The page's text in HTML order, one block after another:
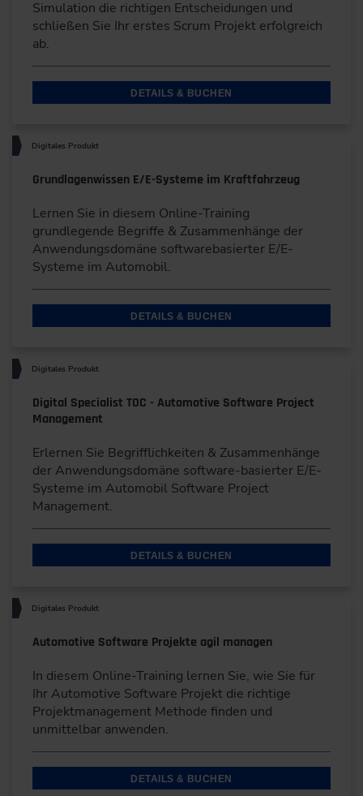
Simulation die richtigen Entscheidungen und
schließen Sie Ihr erstes Scrum Projekt erfolgreich
ab.
DETAILS & BUCHEN
Digitales Produkt
Grundlagenwissen E/E-Systeme im Kraftfahrzeug
Lernen Sie in diesem Online-Training
grundlegende Begriffe & Zusammenhänge der
Anwendungsdomäne softwarebasierter E/E-
Systeme im Automobil.
DETAILS & BUCHEN
Digitales Produkt
Digital Specialist TOC - Automotive Software Project
Management
Erlernen Sie Begrifflichkeiten & Zusammenhänge
der Anwendungsdomäne software-basierter E/E-
Systeme im Automobil Software Project
Management.
DETAILS & BUCHEN
Digitales Produkt
Automotive Software Projekte agil managen
In diesem Online-Training lernen Sie, wie Sie für
Ihr Automotive Software Projekt die richtige
Projektmanagement Methode finden und
unmittelbar anwenden.
DETAILS & BUCHEN